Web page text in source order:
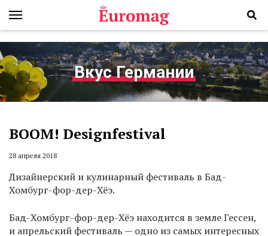
Вкус Германии
BOOM! Designfestival
28 апреля 2018
Дизайнерский и кулинарный фестиваль в Бад-
Хомбург-фор-дер-Хёэ.
Бад-Хомбург-фор-дер-Хёэ находится в земле Гессен,
и апрельский фестиваль — одно из самых интересных